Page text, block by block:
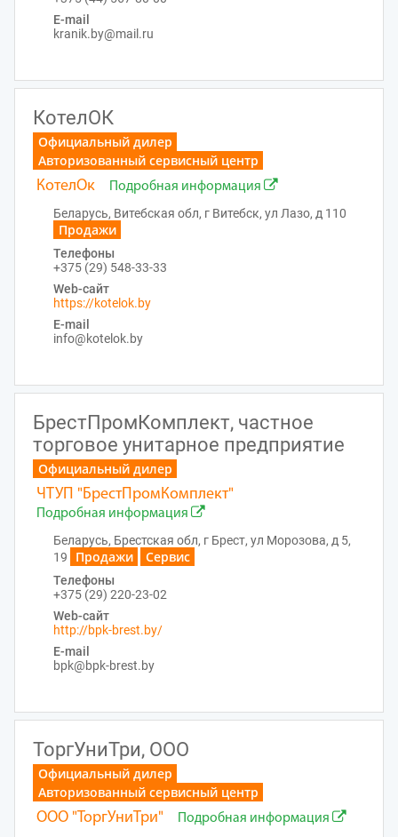
E-mail
kranik.by@mail.ru
КотелОК
Официальный дилер
Авторизованный сервисный центр
КотелОк
Подробная информация
Беларусь, Витебская обл, г Витебск, ул Лазо, д 110
Продажи
Телефоны
+375 (29) 548-33-33
Web-сайт
https://kotelok.by
E-mail
info@kotelok.by
БрестПромКомплект, частное
торговое унитарное предприятие
Официальный дилер
ЧТУП "БрестПромКомплект"
Подробная информация
Беларусь, Брестская обл, г Брест, ул Морозова, д 5,
19
Продажи Сервис
Телефоны
+375 (29) 220-23-02
Web-сайт
http://bpk-brest.by/
E-mail
bpk@bpk-brest.by
ТоргУниТри, ООО
Официальный дилер
Авторизованный сервисный центр
ООО "ТоргУниТри"
Подробная информация